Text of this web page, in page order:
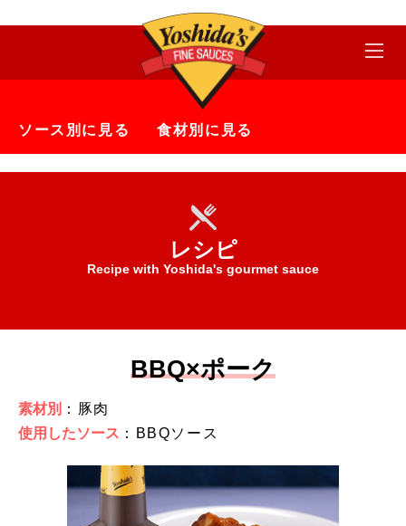
ソース別に見る 食材別に見る
レシピ
Recipe with Yoshida's gourmet sauce
BBQ×ポーク
素材別 ：豚肉
使用したソース ：BBQソース